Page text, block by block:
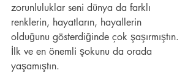
zorunluluklar seni dünya da farklı
renklerin, hayatların, hayallerin
olduğunu gösterdiğinde çok şaşırmıştın.
İlk ve en önemli şokunu da orada
yaşamıştın.